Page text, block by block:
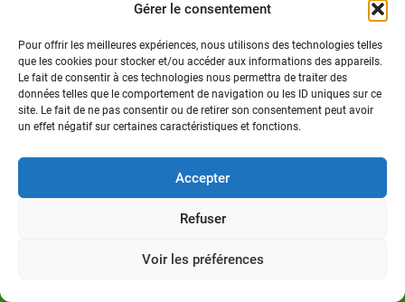
Gérer le consentement
Pour offrir les meilleures expériences, nous utilisons des technologies telles
que les cookies pour stocker et/ou accéder aux informations des appareils.
Le fait de consentir à ces technologies nous permettra de traiter des
données telles que le comportement de navigation ou les ID uniques sur ce
site. Le fait de ne pas consentir ou de retirer son consentement peut avoir
un effet négatif sur certaines caractéristiques et fonctions.
Accepter
Refuser
Voir les préférences
Directeur de publication